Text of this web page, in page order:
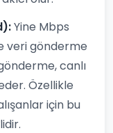
Yine Mbps
veri gönderme
canlı
Özellikle
için bu